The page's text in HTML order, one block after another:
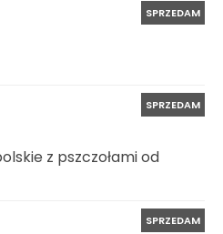
SPRZEDAM
SPRZEDAM
z pszczołami od
SPRZEDAM